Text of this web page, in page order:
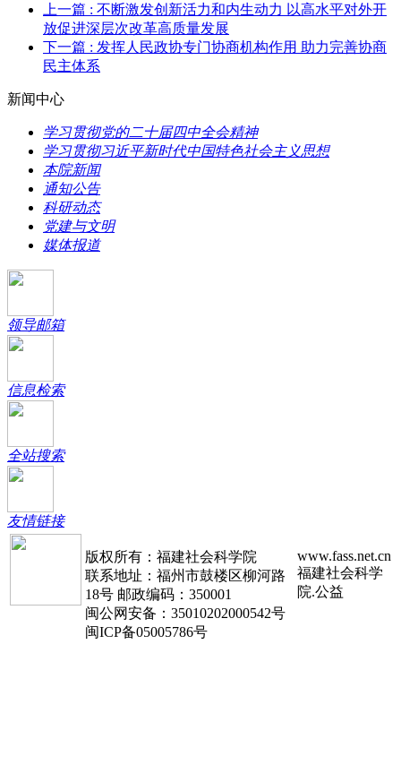
上一篇 : 不断激发创新活力和内生动力 以高水平对外开
放促进深层次改革高质量发展
下一篇 : 发挥人民政协专门协商机构作用 助力完善协商
民主体系
新闻中心
学习贯彻党的二十届四中全会精神
学习贯彻习近平新时代中国特色社会主义思想
本院新闻
通知公告
科研动态
党建与文明
媒体报道
领导邮箱
信息检索
全站搜索
友情链接
版权所有：福建社会科学院
联系地址：福州市鼓楼区柳河路
18号 邮政编码：350001
闽公网安备：35010202000542号
闽ICP备05005786号
www.fass.net.cn
福建社会科学
院.公益